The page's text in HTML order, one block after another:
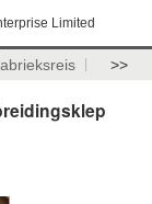
Limited
>>